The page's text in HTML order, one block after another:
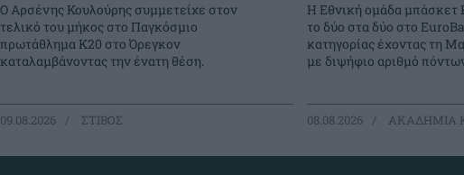
Ο Αρσένης Κουλούρης συμμετείχε στον
τελικό του μήκος στο Παγκόσμιο
πρωτάθλημα Κ20 στο Όρεγκον
καταλαμβάνοντας την ένατη θέση.
09.08.2026 ΣΤΙΒΟΣ
Η Εθνική ομάδα μπάσκετ
το δύο στα δύο στο
κατηγορίας έχοντας τη
με διψήφιο αριθμό
08.08.2026 ΑΚΑΔΗΜΙΑ